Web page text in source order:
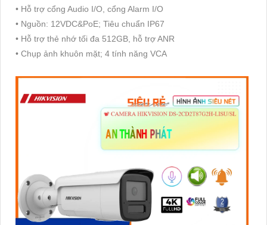
• Hỗ trợ cổng Audio I/O, cổng Alarm I/O
• Nguồn: 12VDC&PoE; Tiêu chuẩn IP67
• Hỗ trợ thẻ nhớ tối đa 512GB, hỗ trợ ANR
• Chụp ảnh khuôn mặt; 4 tính năng VCA